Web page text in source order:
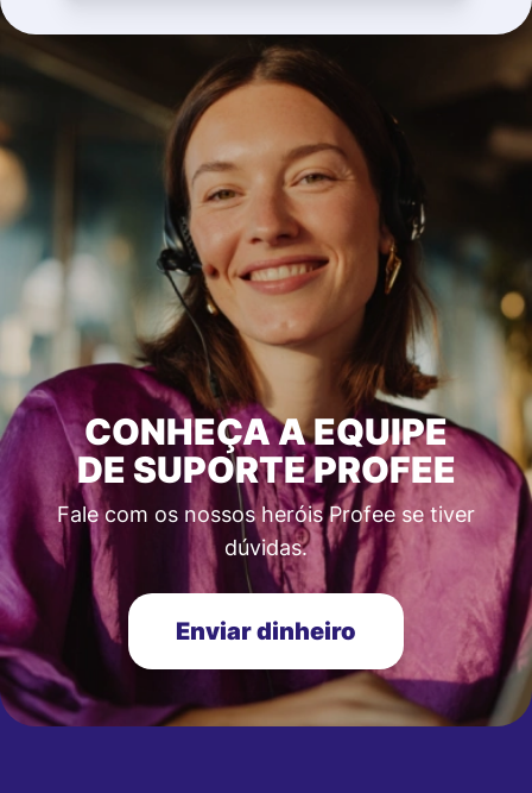
CONHEÇA A EQUIPE
DE SUPORTE PROFEE
Fale com os nossos heróis Profee se tiver
dúvidas.
Enviar dinheiro